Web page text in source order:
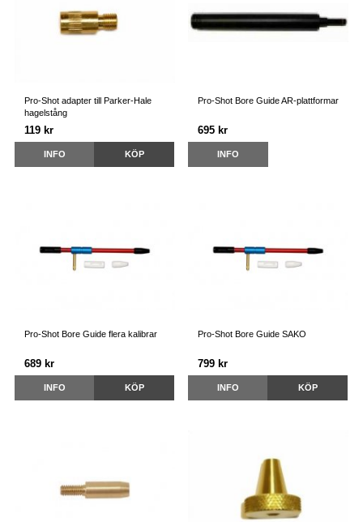
Pro-Shot adapter till Parker-Hale
hagelstång
119 kr
INFO KÖP
Pro-Shot Bore Guide AR-plattformar
695 kr
INFO
Pro-Shot Bore Guide flera kalibrar
689 kr
INFO KÖP
Pro-Shot Bore Guide SAKO
799 kr
INFO KÖP